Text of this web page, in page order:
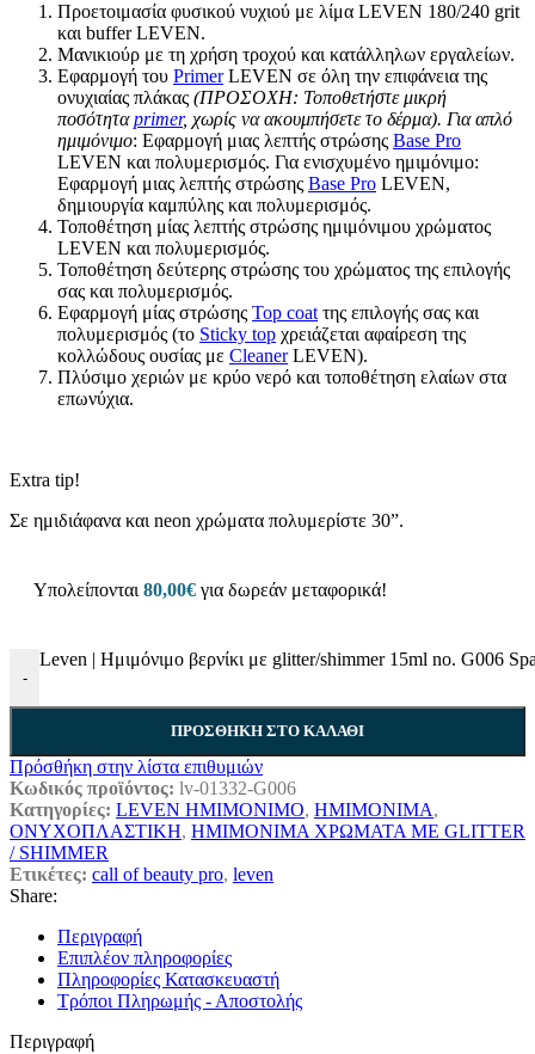
Προετοιμασία φυσικού νυχιού με λίμα LEVEN 180/240 grit
και buffer LEVEN.
Μανικιούρ με τη χρήση τροχού και κατάλληλων εργαλείων.
Εφαρμογή του PrimerLEVEN σε όλη την επιφάνεια της
ονυχιαίας πλάκας (ΠΡΟΣΟΧΗ: Τοποθετήστε μικρή
ποσότηταprimer, χωρίς να ακουμπήσετε το δέρμα). Για απλό
ημιμόνιμο: Εφαρμογή μιας λεπτής στρώσης Base Pro
LEVEN και πολυμερισμός. Για ενισχυμένο ημιμόνιμο:
Εφαρμογή μιας λεπτής στρώσης Base Pro LEVEN,
δημιουργία καμπύλης και πολυμερισμός.
Τοποθέτηση μίας λεπτής στρώσης ημιμόνιμου χρώματος
LEVEN και πολυμερισμός.
Τοποθέτηση δεύτερης στρώσης του χρώματος της επιλογής
σας και πολυμερισμός.
Εφαρμογή μίας στρώσης Top coat της επιλογής σας και
πολυμερισμός (το Sticky top χρειάζεται αφαίρεση της
κολλώδους ουσίας με CleanerLEVEN).
Πλύσιμο χεριών με κρύο νερό και τοποθέτηση ελαίων στα
επωνύχια.
Extra tip!
Σε ημιδιάφανα και neon χρώματα πολυμερίστε 30”.
Υπολείπονται 80,00€ για δωρεάν μεταφορικά!
-
Leven | Ημιμόνιμο βερνίκι με glitter/shimmer 15ml no. G006
ΠΡΟΣΘΉΚΗ ΣΤΟ ΚΑΛΆΘΙ
Πρόσθήκη στην λίστα επιθυμιών
Κωδικός προϊόντος: lv-01332-G006
Κατηγορίες: LEVEN ΗΜΙΜΟΝΙΜΟ, ΗΜΙΜΟΝΙΜΑ,
ΟΝΥΧΟΠΛΑΣΤΙΚΗ, ΗΜΙΜΟΝΙΜA ΧΡΩΜΑΤΑ ΜΕ GLITTER
/ SHIMMER
Ετικέτες: call of beauty pro, leven
Share:
Περιγραφή
Επιπλέον πληροφορίες
Πληροφορίες Κατασκευαστή
Τρόποι Πληρωμής - Αποστολής
Περιγραφή